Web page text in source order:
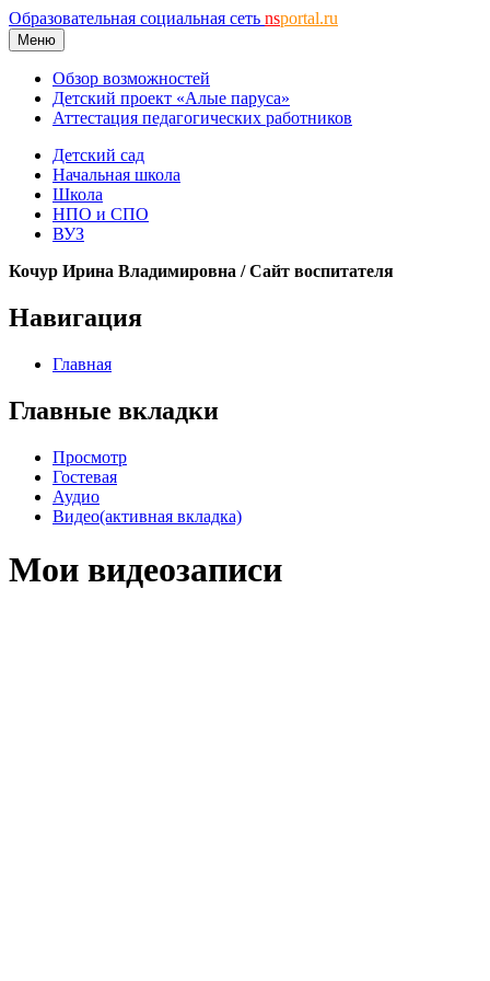
Образовательная социальная сеть nsportal.ru
Меню
Обзор возможностей
Детский проект «Алые паруса»
Аттестация педагогических работников
Детский сад
Начальная школа
Школа
НПО и СПО
ВУЗ
Кочур Ирина Владимировна / Сайт воспитателя
Навигация
Главная
Главные вкладки
Просмотр
Гостевая
Аудио
Видео(активная вкладка)
Мои видеозаписи